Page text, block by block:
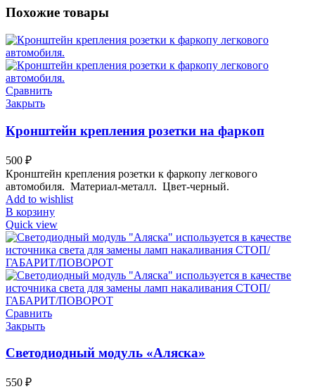
Похожие товары
Сравнить
Закрыть
Кронштейн крепления розетки на фаркоп
500 ₽
Кронштейн крепления розетки к фаркопу легкового
автомобиля. Материал-металл. Цвет-черный.
Add to wishlist
В корзину
Quick view
Сравнить
Закрыть
Светодиодный модуль «Аляска»
550 ₽